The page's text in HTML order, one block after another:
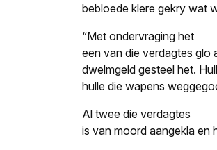
bebloede klere gekry wat
“Met ondervraging het
een van die verdagtes glo
dwelmgeld gesteel het.
hulle die wapens
Al twee die verdagtes
is van moord aangekla en